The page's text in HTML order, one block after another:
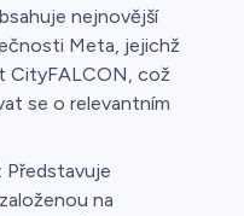
nejnovější
Meta, jejichž
CityFALCON, což
se o relevantním
Představuje
na